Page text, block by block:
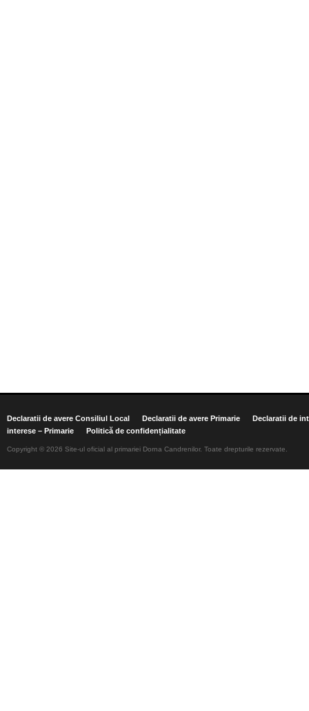
Declaratii de avere Consiliul Local Declaratii de avere Primarie
Declaratii de
interese – Primarie
Politică de confidențialitate
Copyright © 2026 Site-ul oficial al primariei Dorna Candrenilor. Toate drepturile rezervate.